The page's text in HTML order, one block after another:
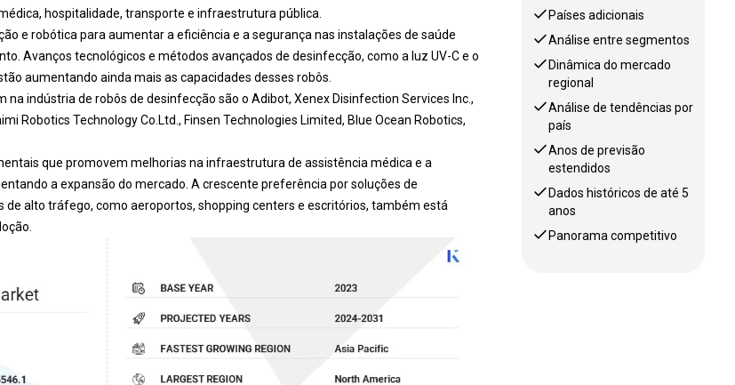
hospitalidade, transporte e infraestrutura pública.
e robótica para aumentar a eficiência e a segurança nas instalações de saúde
Avanços tecnológicos e métodos avançados de desinfecção, como a luz UV-C e o
aumentando ainda mais as capacidades desses robôs.
na indústria de robôs de desinfecção são o Adibot, Xenex Disinfection Services Inc.,
Robotics Technology Co.Ltd., Finsen Technologies Limited, Blue Ocean Robotics,
que promovem melhorias na infraestrutura de assistência médica e a
a expansão do mercado. A crescente preferência por soluções de
alto tráfego, como aeroportos, shopping centers e escritórios, também está
Países adicionais
Análise entre segmentos
Dinâmica do mercado
regional
Análise de tendências por
país
Anos de previsão
estendidos
Dados históricos de até 5
anos
Panorama competitivo